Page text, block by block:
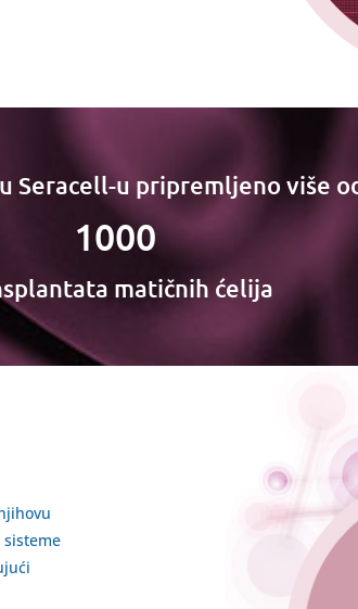
Seracell-u pripremljeno više
1000
matičnih ćelija